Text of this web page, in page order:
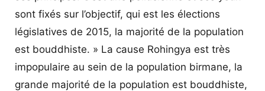
sont fixés sur l’objectif, qui est les élections
législatives de 2015, la majorité de la population
est bouddhiste. » La cause Rohingya est très
impopulaire au sein de la population birmane, la
grande majorité de la population est bouddhiste,